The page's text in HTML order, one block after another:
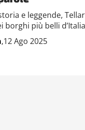
e leggende,
borghi più belli
,12 Ago 2025